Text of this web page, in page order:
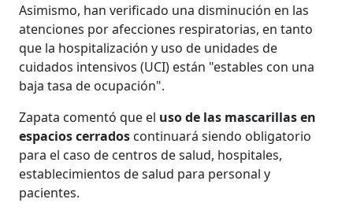
Asimismo, han verificado una disminución en las
atenciones por afecciones respiratorias, en tanto
que la hospitalización y uso de unidades de
cuidados intensivos (UCI) están "estables con una
baja tasa de ocupación".
Zapata comentó que el uso de las mascarillas en
espacios cerrados continuará siendo obligatorio
para el caso de centros de salud, hospitales,
establecimientos de salud para personal y
pacientes.